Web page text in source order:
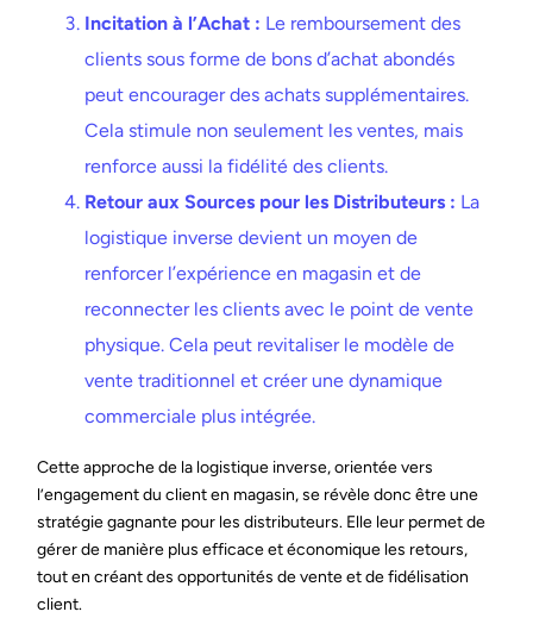
Incitation à l’Achat : Le remboursement des
clients sous forme de bons d’achat abondés
peut encourager des achats supplémentaires.
Cela stimule non seulement les ventes, mais
renforce aussi la fidélité des clients.
Retour aux Sources pour les Distributeurs : La
logistique inverse devient un moyen de
renforcer l’expérience en magasin et de
reconnecter les clients avec le point de vente
physique. Cela peut revitaliser le modèle de
vente traditionnel et créer une dynamique
commerciale plus intégrée.
Cette approche de la logistique inverse, orientée vers
l’engagement du client en magasin, se révèle donc être une
stratégie gagnante pour les distributeurs. Elle leur permet de
gérer de manière plus efficace et économique les retours,
tout en créant des opportunités de vente et de fidélisation
client.